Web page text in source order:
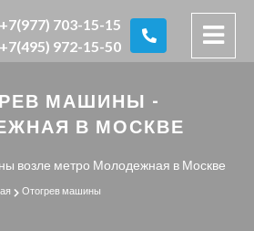
+7(977) 703-15-15
+7(495) 972-15-50
МАШИНЫ -
В МОСКВЕ
возле метро Молодежная в Москве
Отогрев машины